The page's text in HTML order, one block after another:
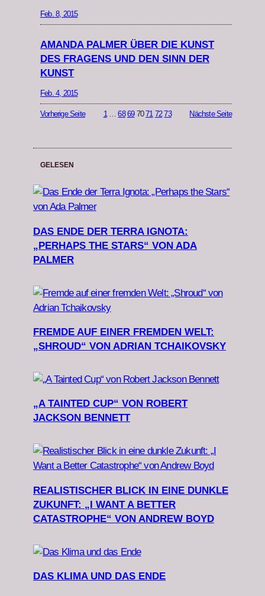
Feb. 8, 2015
AMANDA PALMER ÜBER DIE KUNST
DES FRAGENS UND DEN SINN DER
KUNST
Feb. 4, 2015
Vorherige Seite 1 … 68 69 70 71 72 73 Nächste Seite
GELESEN
DAS ENDE DER TERRA IGNOTA:
„PERHAPS THE STARS“ VON ADA
PALMER
FREMDE AUF EINER FREMDEN WELT:
„SHROUD“ VON ADRIAN TCHAIKOVSKY
„A TAINTED CUP“ VON ROBERT
JACKSON BENNETT
REALISTISCHER BLICK IN EINE DUNKLE
ZUKUNFT: „I WANT A BETTER
CATASTROPHE“ VON ANDREW BOYD
DAS KLIMA UND DAS ENDE